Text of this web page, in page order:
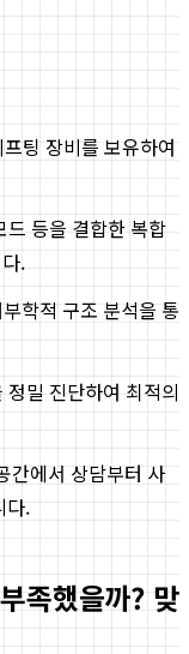
팅 장비를 보유하여
드 등을 결합한 복합
.
학적 구조 분석을 통
밀 진단하여 최적의
간에서 상담부터 사
다.
족했을까? 맞